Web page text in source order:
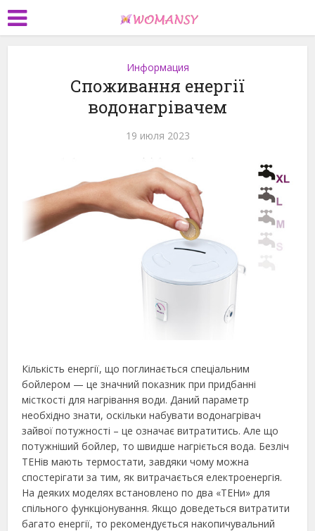
Информация
Споживання енергії
водонагрівачем
19 июля 2023
Кількість енергії, що поглинається спеціальним
бойлером — це значний показник при придбанні
місткості для нагрівання води. Даний параметр
необхідно знати, оскільки набувати водонагрівач
зайвої потужності – це означає витратитись.Але що
потужніший бойлер, то швидше нагріється вода. Безліч
ТЕНів мають термостати, завдяки чому можна
спостерігати за тим, як витрачається електроенергія.
На деяких моделях встановлено по два «ТЕНи» для
спільного функціонування. Якщо доведеться витратити
багато енергії, то рекомендується накопичувальний